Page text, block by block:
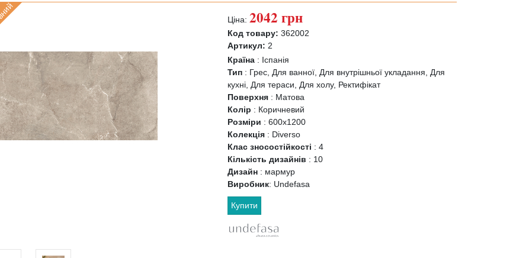
Ціна: 2042 грн
Код товару: 362002
Артикул: 2
Країна : Іспанія
Тип : Грес, Для ванної, Для внутрішньої укладання, Для
кухні, Для тераси, Для холу, Ректифікат
Поверхня : Матова
Колір : Коричневий
Розміри : 600x1200
Колекція : Diverso
Клас зносостійкості : 4
Кількість дизайнів : 10
Дизайн : мармур
Виробник: Undefasa
Купити